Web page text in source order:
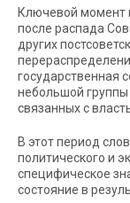
Ключевой момент
после распада
других
государственная
небольшой
связанных с
В этот период
политического и
специфическое
состояние в